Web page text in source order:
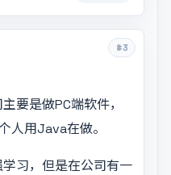
#3
要是做PC端软件，
人用Java在做。
习，但是在公司有一